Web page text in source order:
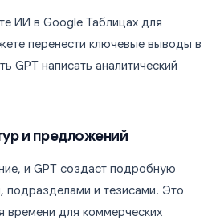
ИИ в Google Таблицах для
перенести ключевые выводы в
GPT написать аналитический
и предложений
и GPT создаст подробную
подразделами и тезисами. Это
времени для коммерческих